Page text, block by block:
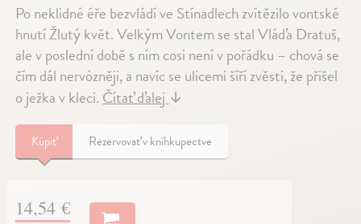
Po neklidné éře bezvládí ve Stínadlech zvítězilo vontské
hnutí Žlutý květ. Velkým Vontem se stal Vláďa Dratuš,
ale v poslední době s ním cosi není v pořádku – chová se
čím dál nervózněji, a navíc se ulicemi šíří zvěsti, že přišel
o ježka v kleci. Čítať ďalej ↓
Kúpiť Rezervovať v kníhkupectve
14,54 €